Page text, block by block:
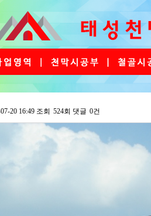
20 16:49 조회 524회 댓글 0건